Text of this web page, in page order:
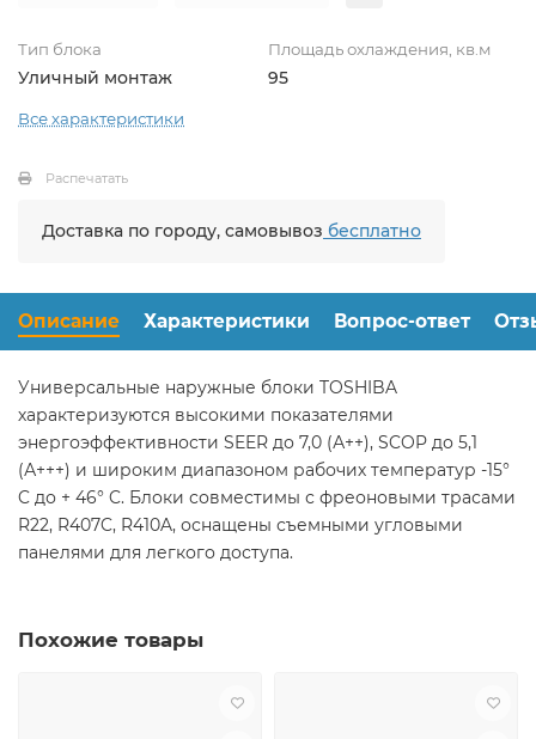
Тип блока
Уличный монтаж
Площадь охлаждения, кв.м
95
Все характеристики
Распечатать
Доставка по городу, самовывоз бесплатно
Описание Характеристики Вопрос-ответ
Универсальные наружные блоки TOSHIBA
характеризуются высокими показателями
энергоэффективности SEER до 7,0 (А++), SCOP до 5,1
(А+++) и широким диапазоном рабочих температур -15°
C до + 46° C. Блоки совместимы с фреоновыми трасами
R22, R407C, R410A, оснащены съемными угловыми
панелями для легкого доступа.
Похожие товары